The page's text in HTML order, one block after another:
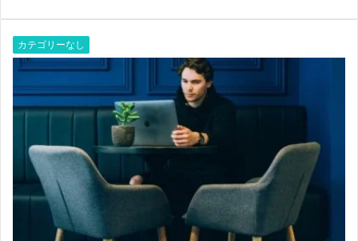
カテゴリーなし